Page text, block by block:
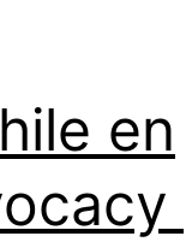
en